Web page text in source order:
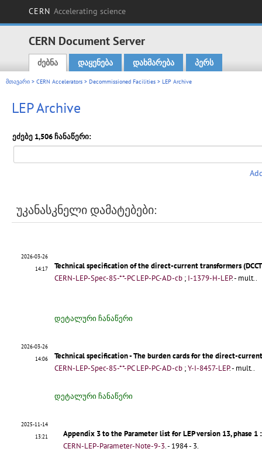
CERN Accelerating science
CERN Document Server
Main menu
ძებნა დაყენება დახმარება პერს
მთავარი > CERN Accelerators > Decommissioned Facilities > LEP Archive
LEP Archive
ეძებე 1,506 ჩანაწერი:
უკანასკნელი დამატებები:
2026-03-26
14:17
Technical specification of the direct-current transformers
CERN-LEP-Spec-85-**-PC LEP-PC-AD-cb ; I-1379-H-LEP. - mult..
დეტალური ჩანაწერი
2026-03-26
14:06
Technical specification - The burden cards for the direct-
CERN-LEP-Spec-85-**-PC LEP-PC-AD-cb ;Y-I-8457-LEP. - mult..
დეტალური ჩანაწერი
2025-11-14
13:21
Appendix 3 to the Parameter list for LEP version 13, phase 1
CERN-LEP-Parameter-Note-9-3.- 1984 - 3.